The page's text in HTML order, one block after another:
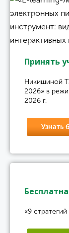
Принять
Никишиной
2026» в
2026 г.
Узнать
«9